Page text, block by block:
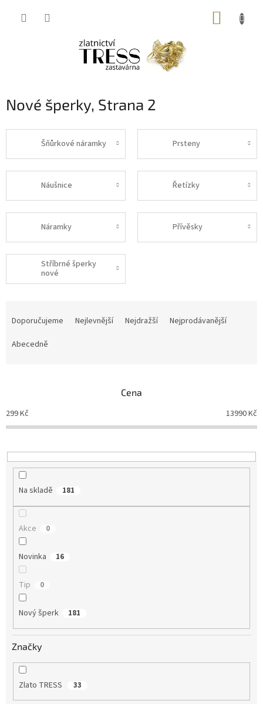
Nové šperky, Strana 2
Šňůrkové náramky Prsteny
Náušnice Řetízky
Náramky Přívěsky
Stříbrné šperky
nové
o
d
k
t
Doporučujeme Nejlevnější Nejdražší
Nejprodávanější
Abecedně
Cena
299Kč 13990Kč
Na skladě 181
Akce 0
Novinka 16
Tip 0
Nový šperk 181
Značky
Zlato TRESS 33